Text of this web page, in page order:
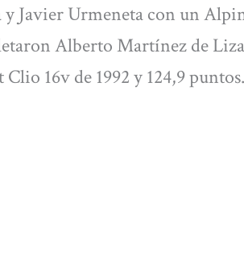
Javier Urmeneta con un
Alberto Martínez de
16v de 1992 y 124,9 puntos.